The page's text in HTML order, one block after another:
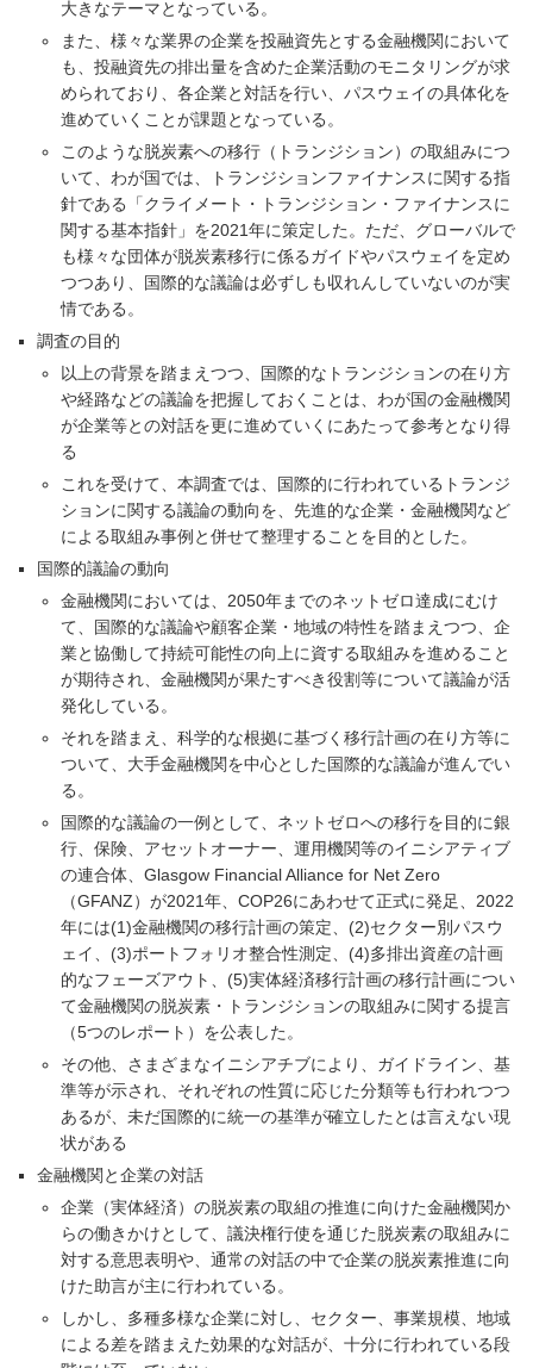
大きなテーマとなっている。
また、様々な業界の企業を投融資先とする金融機関において
も、投融資先の排出量を含めた企業活動のモニタリングが求
められており、各企業と対話を行い、パスウェイの具体化を
進めていくことが課題となっている。
このような脱炭素への移行（トランジション）の取組みにつ
いて、わが国では、トランジションファイナンスに関する指
針である「クライメート・トランジション・ファイナンスに
関する基本指針」を2021年に策定した。ただ、グローバルで
も様々な団体が脱炭素移行に係るガイドやパスウェイを定め
つつあり、国際的な議論は必ずしも収れんしていないのが実
情である。
調査の目的
以上の背景を踏まえつつ、国際的なトランジションの在り方
や経路などの議論を把握しておくことは、わが国の金融機関
が企業等との対話を更に進めていくにあたって参考となり得
る
これを受けて、本調査では、国際的に行われているトランジ
ションに関する議論の動向を、先進的な企業・金融機関など
による取組み事例と併せて整理することを目的とした。
国際的議論の動向
金融機関においては、2050年までのネットゼロ達成にむけ
て、国際的な議論や顧客企業・地域の特性を踏まえつつ、企
業と協働して持続可能性の向上に資する取組みを進めること
が期待され、金融機関が果たすべき役割等について議論が活
発化している。
それを踏まえ、科学的な根拠に基づく移行計画の在り方等に
ついて、大手金融機関を中心とした国際的な議論が進んでい
る。
国際的な議論の一例として、ネットゼロへの移行を目的に銀
行、保険、アセットオーナー、運用機関等のイニシアティブ
の連合体、Glasgow Financial Alliance for Net Zero
（GFANZ）が2021年、COP26にあわせて正式に発足、2022
年には(1)金融機関の移行計画の策定、(2)セクター別パスウ
ェイ、(3)ポートフォリオ整合性測定、(4)多排出資産の計画
的なフェーズアウト、(5)実体経済移行計画の移行計画につい
て金融機関の脱炭素・トランジションの取組みに関する提言
（5つのレポート）を公表した。
その他、さまざまなイニシアチブにより、ガイドライン、基
準等が示され、それぞれの性質に応じた分類等も行われつつ
あるが、未だ国際的に統一の基準が確立したとは言えない現
状がある
金融機関と企業の対話
企業（実体経済）の脱炭素の取組の推進に向けた金融機関か
らの働きかけとして、議決権行使を通じた脱炭素の取組みに
対する意思表明や、通常の対話の中で企業の脱炭素推進に向
けた助言が主に行われている。
しかし、多種多様な企業に対し、セクター、事業規模、地域
による差を踏まえた効果的な対話が、十分に行われている段